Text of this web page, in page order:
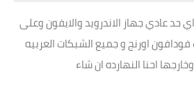
عادي جهاز الاندرويد والايفون وعلى
اورنج و جميع الشبكات العربيه
احنا النهارده ان شاء